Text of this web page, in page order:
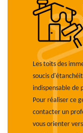
Les toits des
soucis
indispensable de
Pour réaliser ce
contacter un
vous orienter